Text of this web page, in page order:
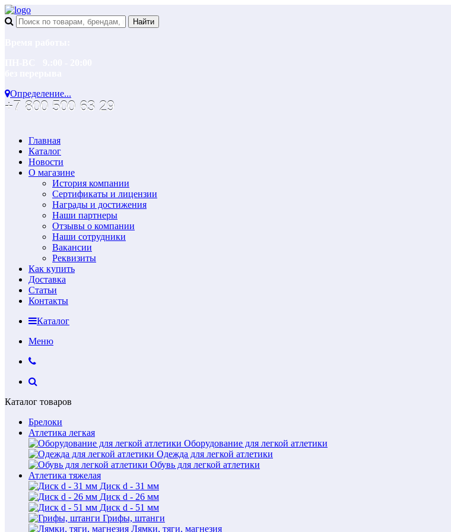
Определение...
+7 800 500 63 29
Главная
Каталог
Новости
О магазине
История компании
Сертификаты и лицензии
Награды и достижения
Наши партнеры
Отзывы о компании
Наши сотрудники
Вакансии
Реквизиты
Как купить
Доставка
Статьи
Контакты
Каталог
Меню
Каталог товаров
Брелоки
Атлетика легкая
Оборудование для легкой атлетики
Одежда для легкой атлетики
Обувь для легкой атлетики
Атлетика тяжелая
Диск d - 31 мм
Диск d - 26 мм
Диск d - 51 мм
Грифы, штанги
Лямки, тяги, магнезия